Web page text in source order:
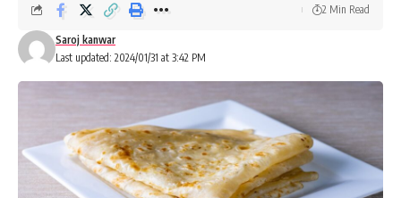
Last updated: 2024/01/31 at 3:42 PM
Saroj kanwar
2 Min Read